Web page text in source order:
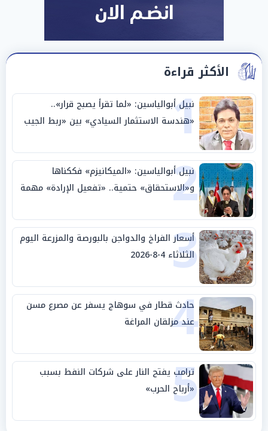
الأكثر قراءة
1
نبيل أبوالياسين: «لما تقرأ يصبح قرار»..
«هندسة الاستثمار السيادي» بين «ربط الجيب
بالوطن» و«سيادة الكلمة»
2
نبيل أبوالياسين: «الميكانيزم» فككناها
و«الاستحقاق» حتمية.. «تفعيل الإرادة» مهمة
الجامعة العربية
3
أسعار الفراخ والدواجن بالبورصة والمزرعة اليوم
الثلاثاء 4-8-2026
4
حادث قطار في سوهاج يسفر عن مصرع مسن
عند مزلقان المراغة
5
ترامب يفتح النار على شركات النفط بسبب
«أرباح الحرب»